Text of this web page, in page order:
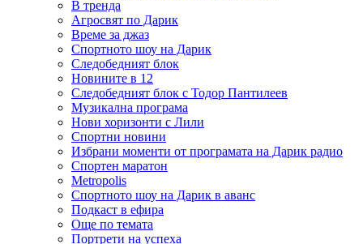
В тренда
Агросвят по Дарик
Време за джаз
Спортното шоу на Дарик
Следобедният блок
Новините в 12
Следобедният блок с Тодор Пантилеев
Музикална програма
Нови хоризонти с Лили
Спортни новини
Избрани моменти от програмата на Дарик радио
Спортен маратон
Metropolis
Спортното шоу на Дарик в аванс
Подкаст в ефира
Още по темата
Портрети на успеха